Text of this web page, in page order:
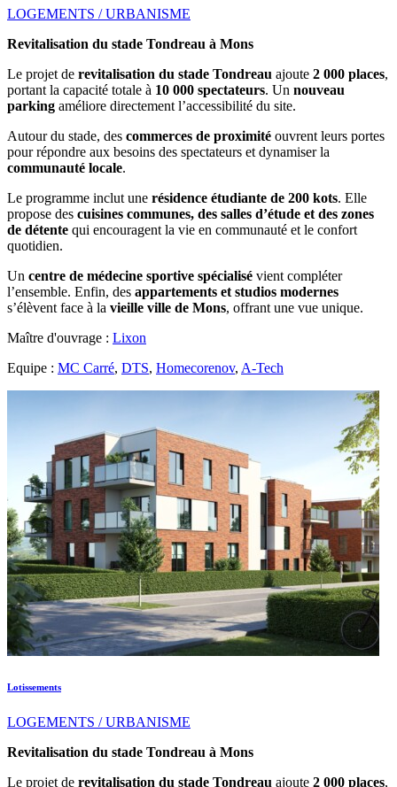
LOGEMENTS / URBANISME
Revitalisation du stade Tondreau à Mons
Le projet de revitalisation du stade Tondreau ajoute 2 000 places,
portant la capacité totale à 10 000 spectateurs. Un nouveau
parking améliore directement l’accessibilité du site.
Autour du stade, des commerces de proximité ouvrent leurs portes
pour répondre aux besoins des spectateurs et dynamiser la
communauté locale.
Le programme inclut une résidence étudiante de 200 kots. Elle
propose des cuisines communes, des salles d’étude et des zones
de détente qui encouragent la vie en communauté et le confort
quotidien.
Un centre de médecine sportive spécialisé vient compléter
l’ensemble. Enfin, des appartements et studios modernes
s’élèvent face à la vieille ville de Mons, offrant une vue unique.
Maître d'ouvrage : Lixon
Equipe : MC Carré, DTS, Homecorenov, A-Tech
Lotissements
LOGEMENTS / URBANISME
Revitalisation du stade Tondreau à Mons
Le projet de revitalisation du stade Tondreau ajoute 2 000 places,